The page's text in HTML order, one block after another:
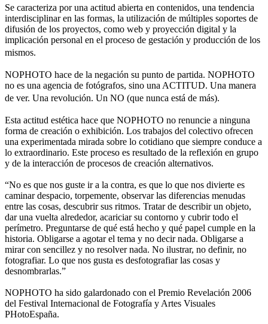
Se caracteriza por una actitud abierta en contenidos, una tendencia
interdisciplinar en las formas, la utilización de múltiples soportes de
difusión de los proyectos, como web y proyección digital y la
implicación personal en el proceso de gestación y producción de los
mismos.
NOPHOTO hace de la negación su punto de partida. NOPHOTO
no es una agencia de fotógrafos, sino una ACTITUD. Una manera
de ver. Una revolución. Un NO (que nunca está de más).
Esta actitud estética hace que NOPHOTO no renuncie a ninguna
forma de creación o exhibición. Los trabajos del colectivo ofrecen
una experimentada mirada sobre lo cotidiano que siempre conduce a
lo extraordinario. Este proceso es resultado de la reflexión en grupo
y de la interacción de procesos de creación alternativos.
“No es que nos guste ir a la contra, es que lo que nos divierte es
caminar despacio, torpemente, observar las diferencias menudas
entre las cosas, descubrir sus ritmos. Tratar de describir un objeto,
dar una vuelta alrededor, acariciar su contorno y cubrir todo el
perímetro. Preguntarse de qué está hecho y qué papel cumple en la
historia. Obligarse a agotar el tema y no decir nada. Obligarse a
mirar con sencillez y no resolver nada. No ilustrar, no definir, no
fotografiar. Lo que nos gusta es desfotografiar las cosas y
desnombrarlas.”
NOPHOTO ha sido galardonado con el Premio Revelación 2006
del Festival Internacional de Fotografía y Artes Visuales
PHotoEspaña.